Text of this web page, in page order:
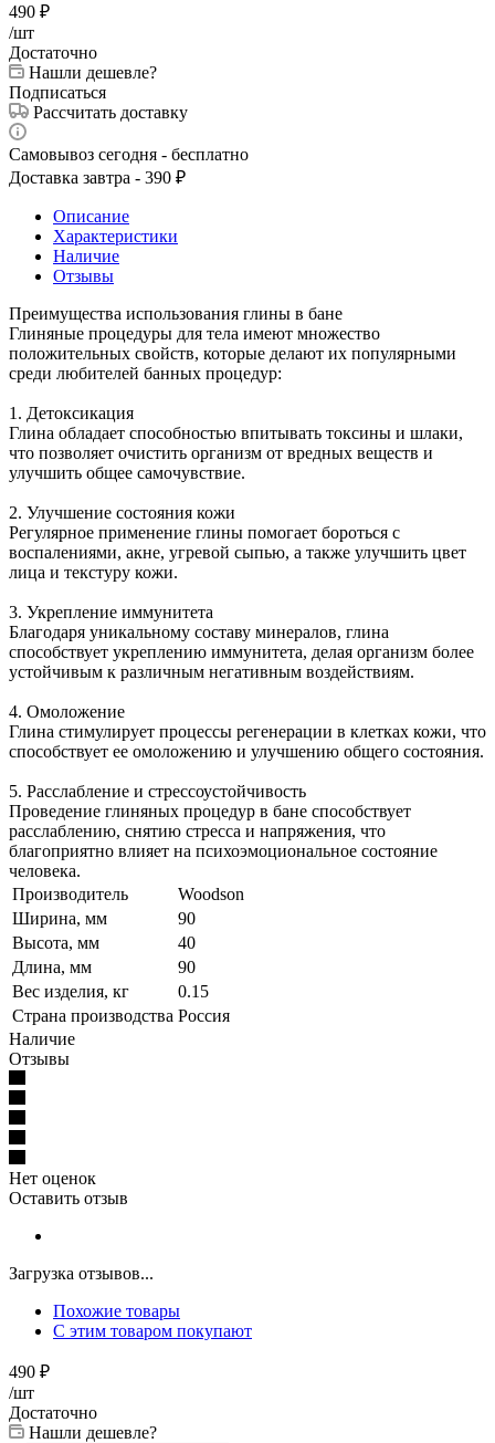
490 ₽
/шт
Достаточно
Нашли дешевле?
Подписаться
Рассчитать доставку
Самовывоз сегодня - бесплатно
Доставка завтра - 390 ₽
Описание
Характеристики
Наличие
Отзывы
Преимущества использования глины в бане
Глиняные процедуры для тела имеют множество
положительных свойств, которые делают их популярными
среди любителей банных процедур:
1. Детоксикация
Глина обладает способностью впитывать токсины и шлаки,
что позволяет очистить организм от вредных веществ и
улучшить общее самочувствие.
2. Улучшение состояния кожи
Регулярное применение глины помогает бороться с
воспалениями, акне, угревой сыпью, а также улучшить цвет
лица и текстуру кожи.
3. Укрепление иммунитета
Благодаря уникальному составу минералов, глина
способствует укреплению иммунитета, делая организм более
устойчивым к различным негативным воздействиям.
4. Омоложение
Глина стимулирует процессы регенерации в клетках кожи, что
способствует ее омоложению и улучшению общего состояния.
5. Расслабление и стрессоустойчивость
Проведение глиняных процедур в бане способствует
расслаблению, снятию стресса и напряжения, что
благоприятно влияет на психоэмоциональное состояние
человека.
Производитель
Woodson
Ширина, мм
90
Высота, мм
40
Длина, мм
90
Вес изделия, кг
0.15
Страна производства Россия
Наличие
Отзывы
Нет оценок
Оставить отзыв
Загрузка отзывов...
Похожие товары
С этим товаром покупают
490 ₽
/шт
Достаточно
Нашли дешевле?